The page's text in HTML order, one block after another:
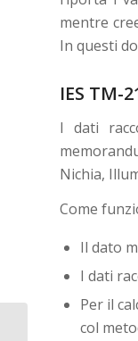
mentre
In questi
IES TM-
I dati
Nichia,
Come
Il dato
I dati
Per il
col